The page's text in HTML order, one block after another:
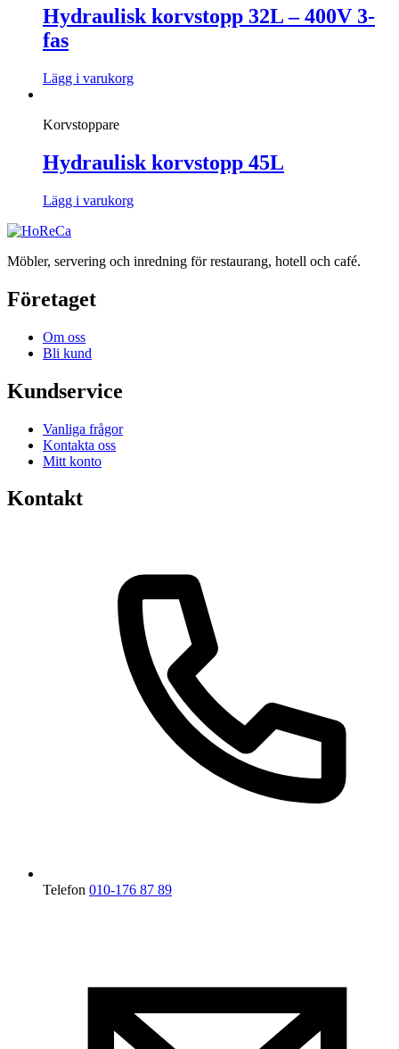
Hydraulisk korvstopp 32L – 400V 3-
fas
Lägg i varukorg
Korvstoppare
Hydraulisk korvstopp 45L
Lägg i varukorg
Möbler, servering och inredning för restaurang, hotell och café.
Företaget
Om oss
Bli kund
Kundservice
Vanliga frågor
Kontakta oss
Mitt konto
Kontakt
Telefon 010-176 87 89